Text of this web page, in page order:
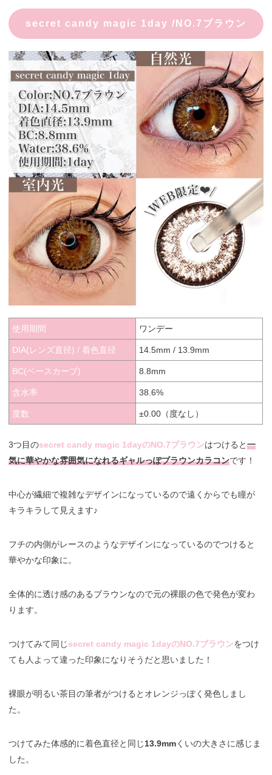
secret candy magic 1day /NO.7ブラウン
使用期間 ワンデー
DIA(レンズ直径) / 着色直径 14.5mm / 13.9mm
BC(ベースカーブ) 8.8mm
含水率 38.6%
度数 ±0.00（度なし）
3つ目のsecret candy magic 1dayのNO.7ブラウンはつけると一
気に華やかな雰囲気になれるギャルっぽブラウンカラコンです！
中心が繊細で複雑なデザインになっているので遠くからでも瞳が
キラキラして見えます♪
フチの内側がレースのようなデザインになっているのでつけると
華やかな印象に。
全体的に透け感のあるブラウンなので元の裸眼の色で発色が変わ
ります。
つけてみて同じsecret candy magic 1dayのNO.7ブラウンをつけ
ても人よって違った印象になりそうだと思いました！
裸眼が明るい茶目の筆者がつけるとオレンジっぽく発色しまし
た。
つけてみた体感的に着色直径と同じ13.9mmくいの大きさに感じま
した。